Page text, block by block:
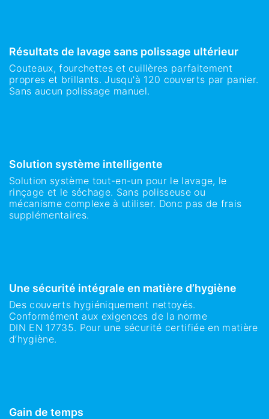
Résultats de lavage sans polissage ultérieur
Couteaux, fourchettes et cuillères parfaitement
propres et brillants. Jusqu'à 120 couverts par panier.
Sans aucun polissage manuel.
Solution système intelligente
Solution système tout-en-un pour le lavage, le
rinçage et le séchage. Sans polisseuse ou
mécanisme complexe à utiliser. Donc pas de frais
supplémentaires.
Une sécurité intégrale en matière d’hygiène
Des couverts hygiéniquement nettoyés.
Conformément aux exigences de la norme
DIN EN 17735. Pour une sécurité certifiée en matière
d’hygiène.
Gain de temps